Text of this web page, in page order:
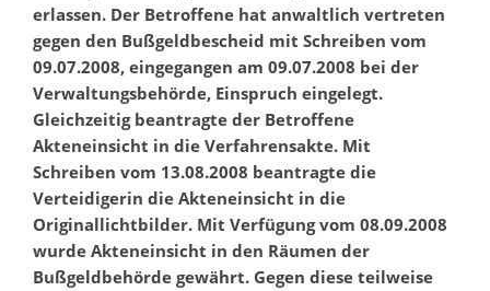
erlassen. Der Betroffene hat anwaltlich vertreten
gegen den Bußgeldbescheid mit Schreiben vom
09.07.2008, eingegangen am 09.07.2008 bei der
Verwaltungsbehörde, Einspruch eingelegt.
Gleichzeitig beantragte der Betroffene
Akteneinsicht in die Verfahrensakte. Mit
Schreiben vom 13.08.2008 beantragte die
Verteidigerin die Akteneinsicht in die
Originallichtbilder. Mit Verfügung vom 08.09.2008
wurde Akteneinsicht in den Räumen der
Bußgeldbehörde gewährt. Gegen diese teilweise